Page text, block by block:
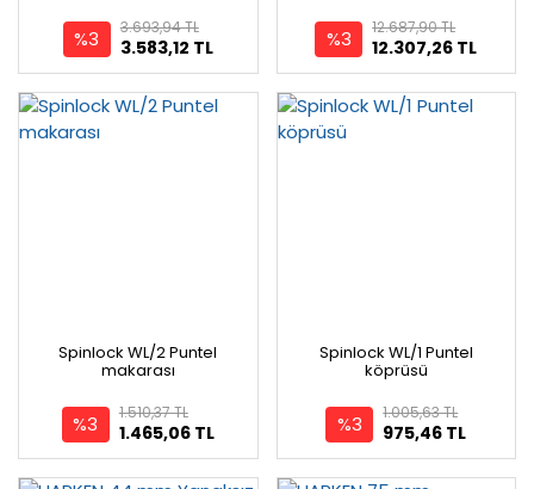
%3 3.583,12 TL
3.693,94 TL %3 12.307,26 TL
12.687,90 TL
Spinlock WL/2 Puntel
makarası
%3 1.465,06 TL
1.510,37 TL
Spinlock WL/1 Puntel
köprüsü
%3 975,46 TL
1.005,63 TL